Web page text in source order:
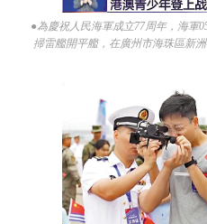
●為慶祝人民海軍成立77周年，海軍
掃雷艦開平艦，在廣州市海珠區新